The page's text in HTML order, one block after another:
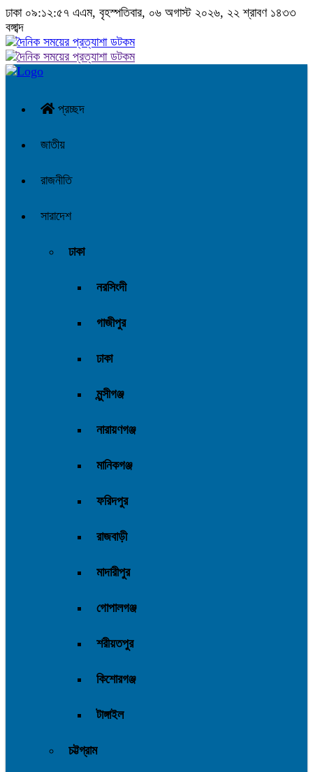
ঢাকা ০৯:১২:৫৮ এএম, বৃহস্পতিবার, ০৬ অগাস্ট ২০২৬, ২২ শ্রাবণ ১৪৩৩
বঙ্গাব্দ
প্রচ্ছদ
জাতীয়
রাজনীতি
সারাদেশ
ঢাকা
নরসিংদী
গাজীপুর
ঢাকা
মুন্সীগঞ্জ
নারায়ণগঞ্জ
মানিকগঞ্জ
ফরিদপুর
রাজবাড়ী
মাদারীপুর
গোপালগঞ্জ
শরীয়তপুর
কিশোরগঞ্জ
টাঙ্গাইল
চট্টগ্রাম